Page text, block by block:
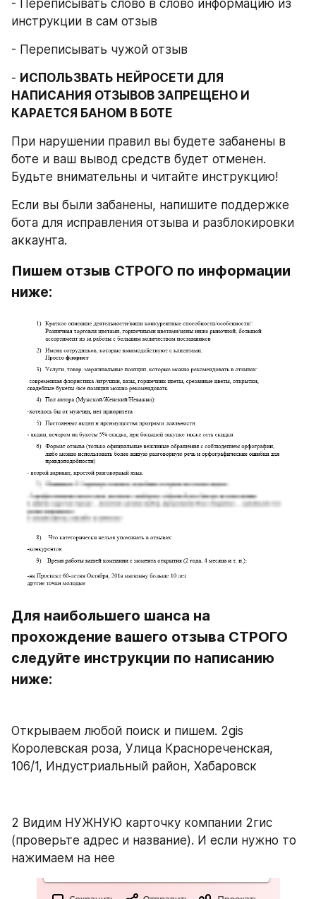
- Переписывать слово в слово информацию из
инструкции в сам отзыв
- Переписывать чужой отзыв
- ИСПОЛЬЗВАТЬ НЕЙРОСЕТИ ДЛЯ
НАПИСАНИЯ ОТЗЫВОВ ЗАПРЕЩЕНО И
КАРАЕТСЯ БАНОМ В БОТЕ
При нарушении правил вы будете забанены в
боте и ваш вывод средств будет отменен.
Будьте внимательны и читайте инструкцию!
Если вы были забанены, напишите поддержке
бота для исправления отзыва и разблокировки
аккаунта.
Пишем отзыв СТРОГО по информации
ниже:
Для наибольшего шанса на
прохождение вашего отзыва СТРОГО
следуйте инструкции по написанию
ниже:
Открываем любой поиск и пишем. 2gis
Королевская роза, ​Улица Краснореченская,
106/1, Индустриальный район, Хабаровск
2 Видим НУЖНУЮ карточку компании 2гис
(проверьте адрес и название). И если нужно то
нажимаем на нее